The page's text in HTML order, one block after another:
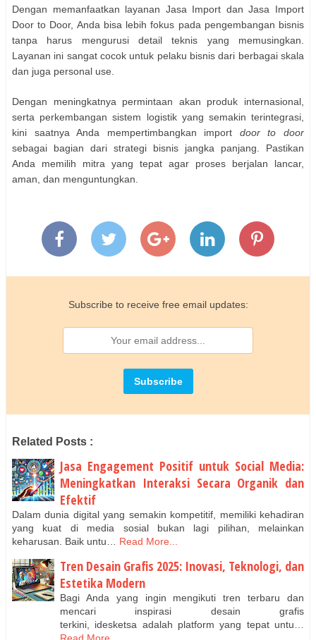
Dengan memanfaatkan layanan Jasa Import dan Jasa Import
Door to Door, Anda bisa lebih fokus pada pengembangan bisnis
tanpa harus mengurusi detail teknis yang memusingkan.
Layanan ini sangat cocok untuk pelaku bisnis dari berbagai skala
dan juga personal use.
Dengan meningkatnya permintaan akan produk internasional,
serta perkembangan sistem logistik yang semakin terintegrasi,
kini saatnya Anda mempertimbangkan import door to door
sebagai bagian dari strategi bisnis jangka panjang. Pastikan
Anda memilih mitra yang tepat agar proses berjalan lancar,
aman, dan menguntungkan.
Subscribe to receive free email updates:
Related Posts :
Jasa Engagement Positif untuk Social Media:
Meningkatkan Interaksi Secara Organik dan
Efektif
Dalam dunia digital yang semakin kompetitif, memiliki kehadiran
yang kuat di media sosial bukan lagi pilihan, melainkan
keharusan. Baik untu…
Read More...
Tren Desain Grafis 2025: Inovasi, Teknologi, dan
Estetika Modern
Bagi Anda yang ingin mengikuti tren terbaru dan
mencari inspirasi desain grafis
terkini, idesketsa adalah platform yang tepat untu…